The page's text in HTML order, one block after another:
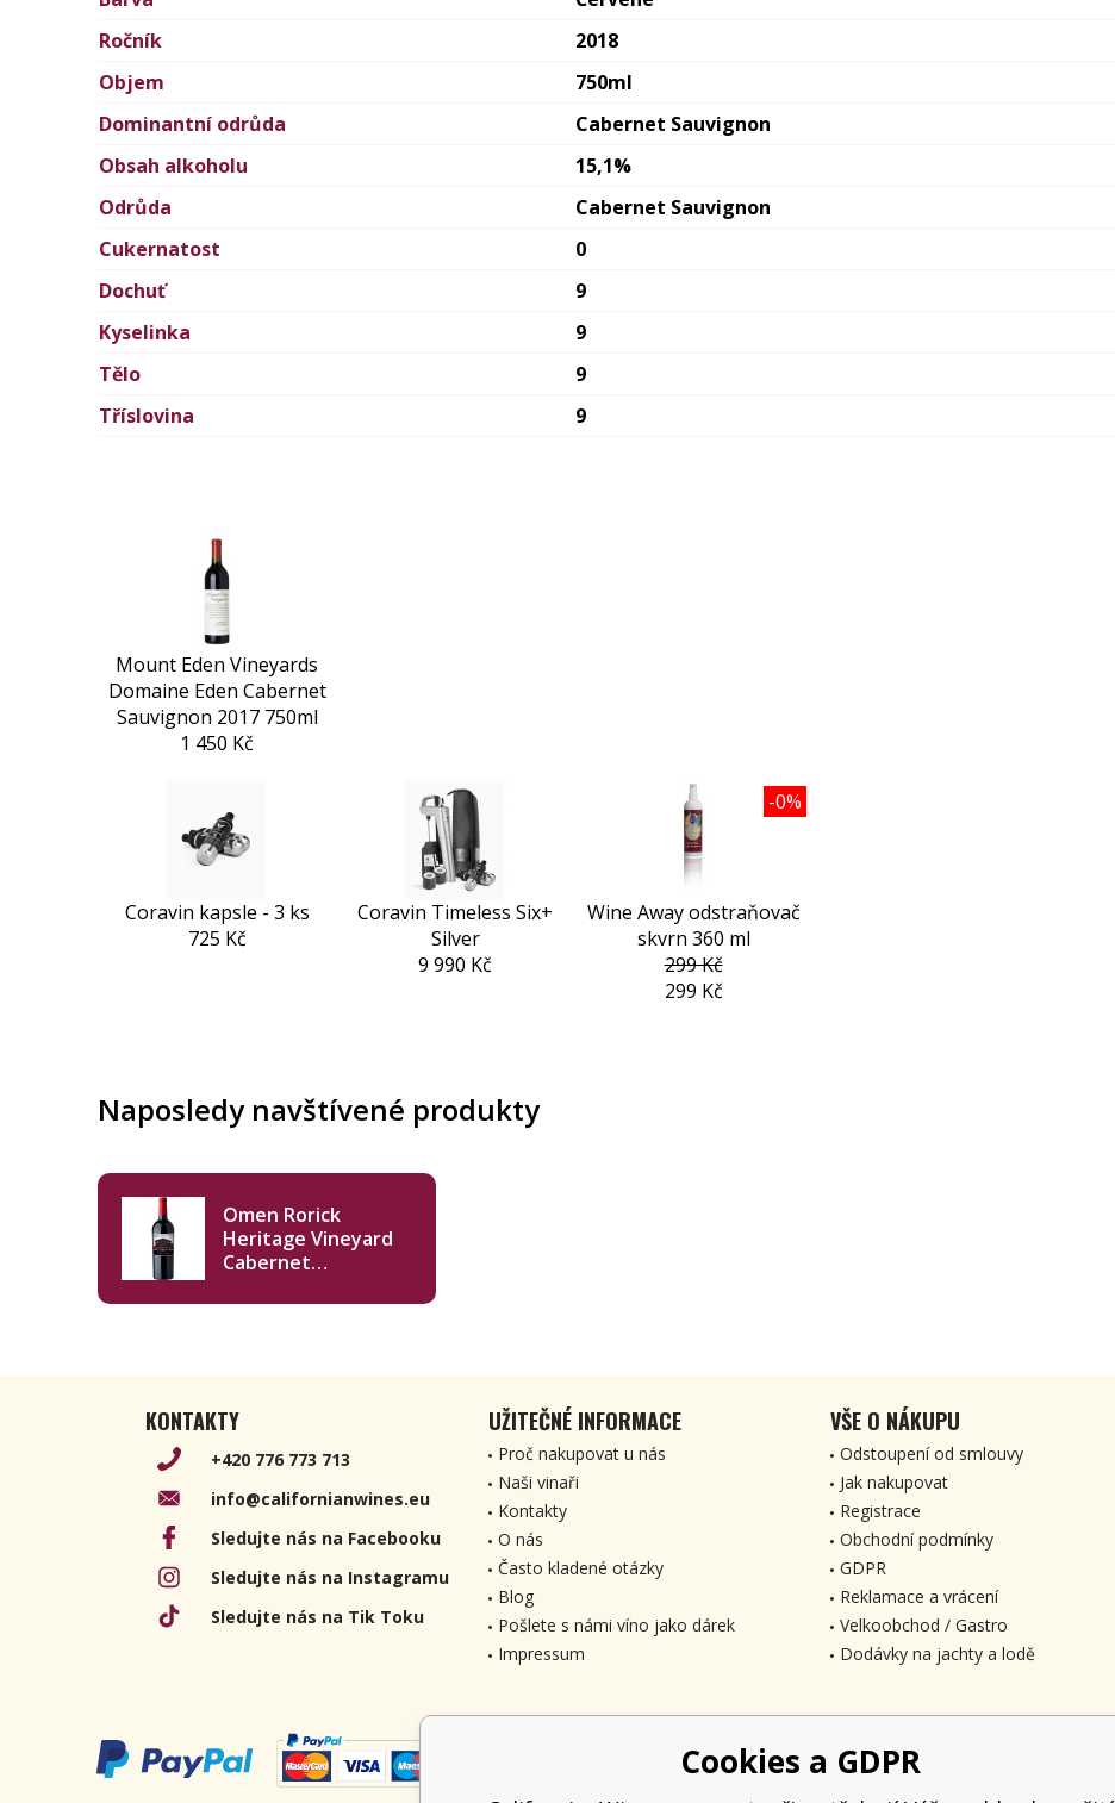
Ročník
2018
Objem
750ml
Dominantní odrůda
Cabernet Sauvignon
Obsah alkoholu
15,1%
Odrůda
Cabernet Sauvignon
Cukernatost
0
Dochuť
9
Kyselinka
9
Tělo
9
Tříslovina
9
Mount Eden Vineyards
Domaine Eden Cabernet
Sauvignon 2017 750ml
1 450 Kč
Coravin kapsle - 3 ks
725 Kč
Coravin Timeless Six+
Silver
9 990 Kč
Wine Away odstraňovač
skvrn 360 ml
-0%
299 Kč
299 Kč
Naposledy navštívené produkty
Omen Rorick
Heritage Vineyard
Cabernet
750ml
KONTAKTY
+420 776 773 713
info@californianwines.eu
Sledujte nás na Facebooku
Sledujte nás na Instagramu
Sledujte nás na Tik Toku
UŽITEČNÉ INFORMACE
Proč nakupovat u nás
Naši vinaři
Kontakty
O nás
Často kladené otázky
Blog
Pošlete s námi víno jako dárek
Impressum
VŠE O NÁKUPU
Odstoupení od smlouvy
Jak nakupovat
Registrace
Obchodní podmínky
GDPR
Reklamace a vrácení
Velkoobchod / Gastro
Dodávky na jachty a lodě
Cookies a GDPR